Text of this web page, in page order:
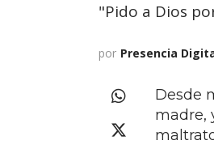
"Pido a Dios
por Presencia
Desde
madre,